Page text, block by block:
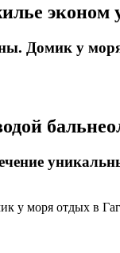
эконом
Домик у